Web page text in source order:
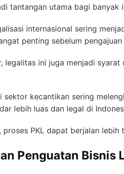
tantangan utama bagi banyak
internasional sering
penting sebelum
legalitas ini juga menjadi
sektor kecantikan sering
lebih luas dan legal di
PKL dapat berjalan
Penguatan Bisnis